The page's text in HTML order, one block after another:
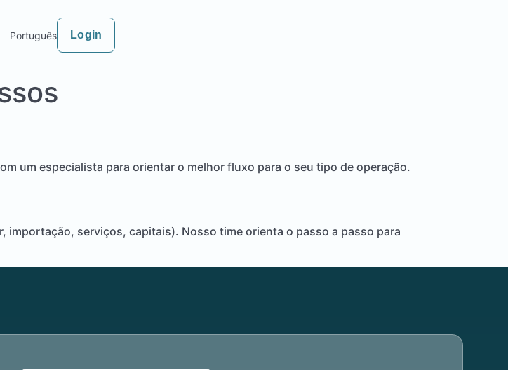
Português Login
um especialista para orientar o melhor fluxo para o seu tipo de operação.
serviços, capitais). Nosso time orienta o passo a passo para